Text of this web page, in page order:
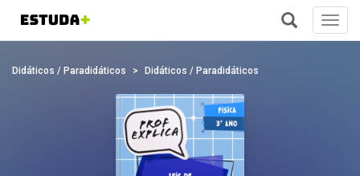
Didáticos / Paradidáticos Didáticos / Paradidáticos